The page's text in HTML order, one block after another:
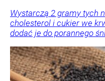
Wystarczą 2 gramy tych
cholesterol i cukier we
dodać je do porannego